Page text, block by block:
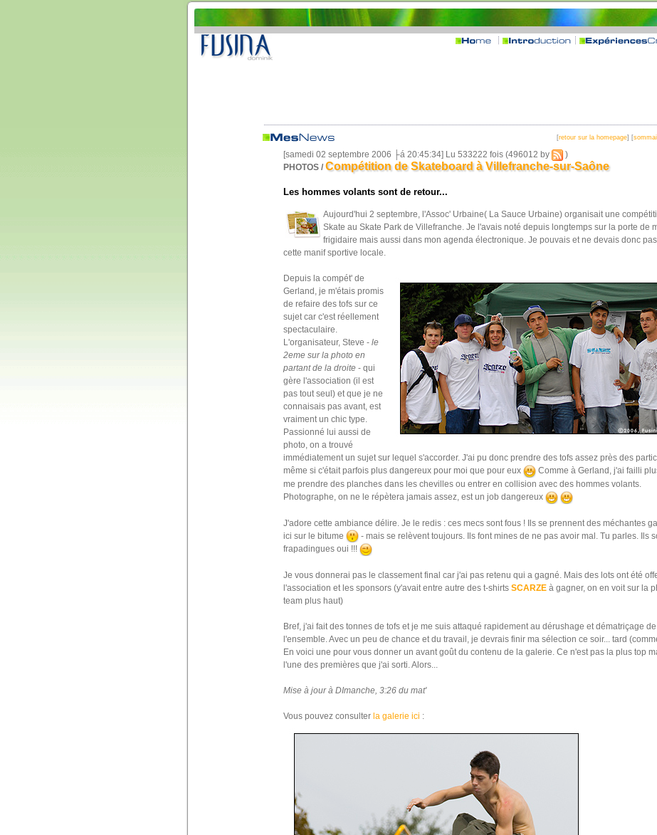
[retour sur la homepage] [
[samedi 02 septembre 2006 ├á 20:45:34] Lu 533222 fois (496012 by
)
PHOTOS / Compétition de Skateboard à Villefranche-sur-Saône
Les hommes volants sont de retour...
Aujourd'hui 2 septembre, l'Assoc' Urbaine( La Sauce Urbaine) organisait une
Skate au Skate Park de Villefranche. Je l'avais noté depuis longtemps sur la porte de
frigidaire mais aussi dans mon agenda électronique. Je pouvais et ne devais donc
cette manif sportive locale.
Depuis la compét' de
Gerland, je m'étais promis
de refaire des tofs sur ce
sujet car c'est réellement
spectaculaire.
L'organisateur, Steve - le
2eme sur la photo en
partant de la droite- qui
gère l'association (il est
pas tout seul) et que je ne
connaisais pas avant, est
vraiment un chic type.
Passionné lui aussi de
photo, on a trouvé
immédiatement un sujet sur lequel s'accorder. J'ai pu donc prendre des tofs assez près des
même si c'était parfois plus dangereux pour moi que pour eux
Comme à Gerland, j'ai failli
me prendre des planches dans les chevilles ou entrer en collision avec des hommes volants.
Photographe, on ne le répètera jamais assez, est un job dangereux
J'adore cette ambiance délire. Je le redis : ces mecs sont fous ! Ils se prennent des méchantes
ici sur le bitume
- mais se relèvent toujours. Ils font mines de ne pas avoir mal. Tu parles. Ils
frapadingues oui !!!
Je vous donnerai pas le classement final car j'ai pas retenu qui a gagné. Mais des lots ont été
l'association et les sponsors (y'avait entre autre des t-shirts SCARZEà gagner, on en voit sur la
team plus haut)
Bref, j'ai fait des tonnes de tofs et je me suis attaqué rapidement au dérushage et dématriçage de
l'ensemble. Avec un peu de chance et du travail, je devrais finir ma sélection ce soir... tard
En voici une pour vous donner un avant goût du contenu de la galerie. Ce n'est pas la plus top
l'une des premières que j'ai sorti. Alors...
Mise à jour à DImanche, 3:26 du mat'
Vous pouvez consulter la galerie ici :